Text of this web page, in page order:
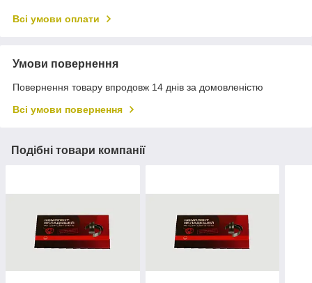
Всі умови оплати
Умови повернення
Повернення товару впродовж 14 днів за домовленістю
Всі умови повернення
Подібні товари компанії